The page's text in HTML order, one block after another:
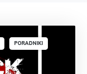
PORADNIKI